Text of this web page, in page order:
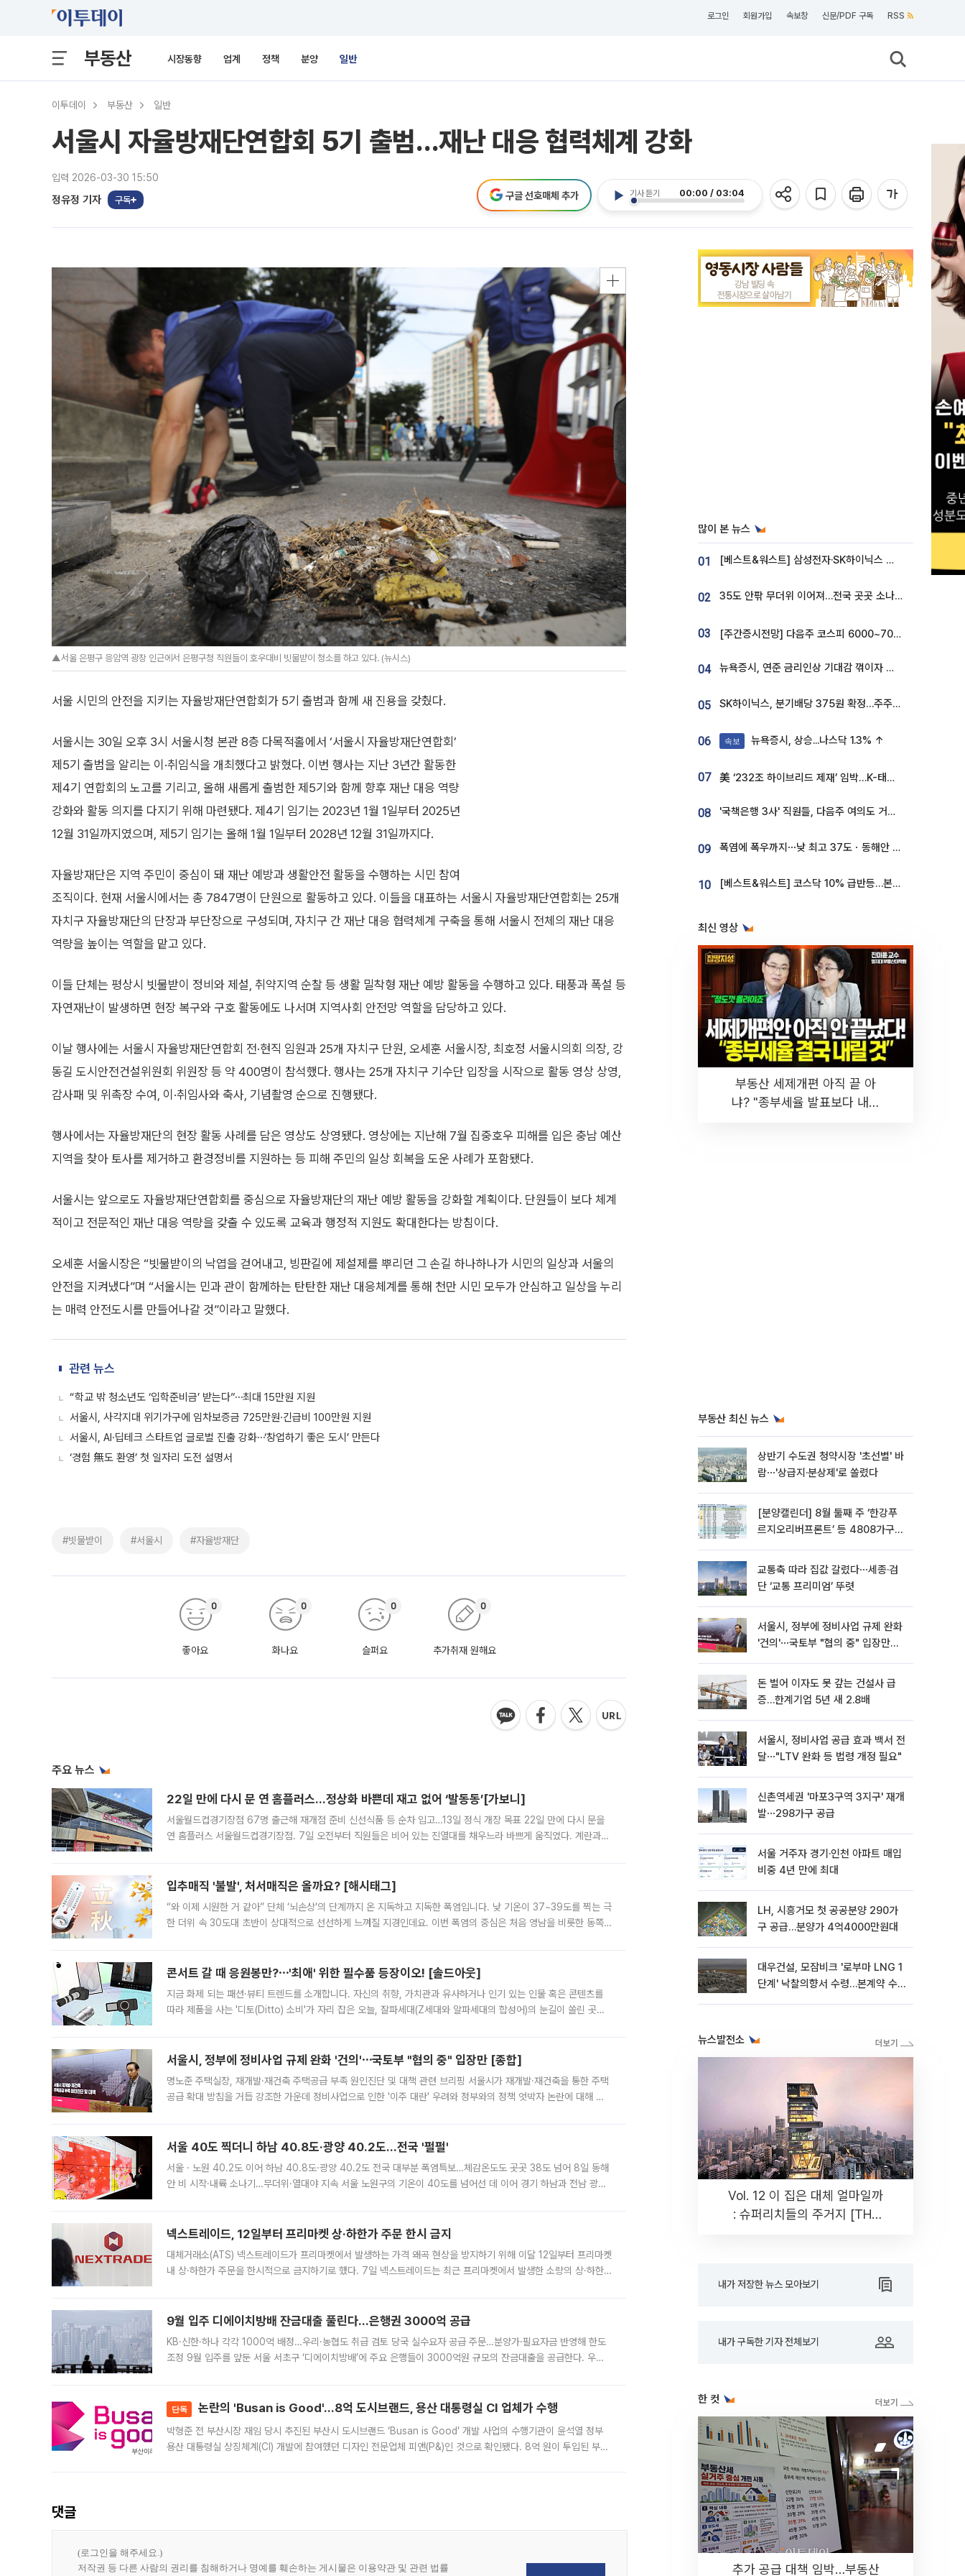
로그인 회원가입 속보창 신문/PDF 구독 RSS
부동산 시장동향 업계 정책 분양 일반
이투데이 부동산 일반
서울시 자율방재단연합회 5기 출범…재난 대응 협력체계 강화
입력 2026-03-30 15:50
정유정 기자 구독
기사 듣기 00:00 / 03:04
구글 선호매체 추가
▲서울 은평구 응암역 광장 인근에서 은평구청 직원들이 호우대비 빗물받이 청소를 하고 있다. (뉴시스)
서울 시민의 안전을 지키는 자율방재단연합회가 5기 출범과 함께 새 진용을 갖췄다.
서울시는 30일 오후 3시 서울시청 본관 8층 다목적홀에서 ‘서울시 자율방재단연합회’
제5기 출범을 알리는 이·취임식을 개최했다고 밝혔다. 이번 행사는 지난 3년간 활동한
제4기 연합회의 노고를 기리고, 올해 새롭게 출범한 제5기와 함께 향후 재난 대응 역량
강화와 활동 의지를 다지기 위해 마련됐다. 제4기 임기는 2023년 1월 1일부터 2025년
12월 31일까지였으며, 제5기 임기는 올해 1월 1일부터 2028년 12월 31일까지다.
자율방재단은 지역 주민이 중심이 돼 재난 예방과 생활안전 활동을 수행하는 시민 참여
조직이다. 현재 서울시에서는 총 7847명이 단원으로 활동하고 있다. 이들을 대표하는 서울시 자율방재단연합회는 25개
자치구 자율방재단의 단장과 부단장으로 구성되며, 자치구 간 재난 대응 협력체계 구축을 통해 서울시 전체의 재난 대응
역량을 높이는 역할을 맡고 있다.
이들 단체는 평상시 빗물받이 정비와 제설, 취약지역 순찰 등 생활 밀착형 재난 예방 활동을 수행하고 있다. 태풍과 폭설 등
자연재난이 발생하면 현장 복구와 구호 활동에도 나서며 지역사회 안전망 역할을 담당하고 있다.
이날 행사에는 서울시 자율방재단연합회 전·현직 임원과 25개 자치구 단원, 오세훈 서울시장, 최호정 서울시의회 의장, 강
동길 도시안전건설위원회 위원장 등 약 400명이 참석했다. 행사는 25개 자치구 기수단 입장을 시작으로 활동 영상 상영,
감사패 및 위촉장 수여, 이·취임사와 축사, 기념촬영 순으로 진행됐다.
행사에서는 자율방재단의 현장 활동 사례를 담은 영상도 상영됐다. 영상에는 지난해 7월 집중호우 피해를 입은 충남 예산
지역을 찾아 토사를 제거하고 환경정비를 지원하는 등 피해 주민의 일상 회복을 도운 사례가 포함됐다.
서울시는 앞으로도 자율방재단연합회를 중심으로 자율방재단의 재난 예방 활동을 강화할 계획이다. 단원들이 보다 체계
적이고 전문적인 재난 대응 역량을 갖출 수 있도록 교육과 행정적 지원도 확대한다는 방침이다.
오세훈 서울시장은 “빗물받이의 낙엽을 걷어내고, 빙판길에 제설제를 뿌리던 그 손길 하나하나가 시민의 일상과 서울의
안전을 지켜냈다”며 “서울시는 민과 관이 함께하는 탄탄한 재난 대응체계를 통해 천만 시민 모두가 안심하고 일상을 누리
는 매력 안전도시를 만들어나갈 것”이라고 말했다.
관련 뉴스
“학교 밖 청소년도 ‘입학준비금’ 받는다”⋯최대 15만원 지원
서울시, 사각지대 위기가구에 임차보증금 725만원·긴급비 100만원 지원
서울시, AI·딥테크 스타트업 글로벌 진출 강화⋯‘창업하기 좋은 도시’ 만든다
‘경험 無도 환영’ 첫 일자리 도전 설명서
#빗물받이 #서울시 #자율방재단
좋아요
0
화나요
0
슬퍼요
0
추가취재 원해요
0
주요 뉴스
22일 만에 다시 문 연 홈플러스…정상화 바쁜데 재고 없어 ‘발동동’[가보니]
서울월드컵경기장점 67명 출근해 재개점 준비 신선식품 등 순차 입고…13일 정식 개장 목표 22일 만에 다시 문을
연 홈플러스 서울월드컵경기장점. 7일 오전부터 직원들은 비어 있는 진열대를 채우느라 바쁘게 움직였다. 계란과
입추매직 '불발', 처서매직은 올까요? [해시태그]
“와 이제 시원한 거 같아” 단체 ‘뇌손상’의 단계까지 온 지독하고 지독한 폭염입니다. 낮 기온이 37~39도를 찍는 극
한 더위 속 30도대 초반이 상대적으로 선선하게 느껴질 지경인데요. 이번 폭염의 중심은 처음 영남을 비롯한 동쪽
콘서트 갈 때 응원봉만?⋯'최애' 위한 필수품 등장이오! [솔드아웃]
지금 화제 되는 패션·뷰티 트렌드를 소개합니다. 자신의 취향, 가치관과 유사하거나 인기 있는 인물 혹은 콘텐츠를
따라 제품을 사는 '디토(Ditto) 소비'가 자리 잡은 오늘, 잘파세대(Z세대와 알파세대의 합성어)의 눈길이 쏠린 곳은
서울시, 정부에 정비사업 규제 완화 '건의'⋯국토부 "협의 중" 입장만 [종합]
명노준 주택실장, 재개발·재건축 주택공급 부족 원인진단 및 대책 관련 브리핑 서울시가 재개발·재건축을 통한 주택
공급 확대 방침을 거듭 강조한 가운데 정비사업으로 인한 '이주 대란' 우려와 정부와의 정책 엇박자 논란에 대해 정
서울 40도 찍더니 하남 40.8도·광양 40.2도…전국 '펄펄'
서울ㆍ노원 40.2도 이어 하남 40.8도·광양 40.2도 전국 대부분 폭염특보…체감온도도 곳곳 38도 넘어 8일 동해
안 비 시작·내륙 소나기…무더위·열대야 지속 서울 노원구의 기온이 40도를 넘어선 데 이어 경기 하남과 전남 광양
넥스트레이드, 12일부터 프리마켓 상·하한가 주문 한시 금지
대체거래소(ATS) 넥스트레이드가 프리마켓에서 발생하는 가격 왜곡 현상을 방지하기 위해 이달 12일부터 프리마켓
내 상·하한가 주문을 한시적으로 금지하기로 했다. 7일 넥스트레이드는 최근 프리마켓에서 발생한 소량의 상·하한
9월 입주 디에이치방배 잔금대출 풀린다…은행권 3000억 공급
KB·신한·하나 각각 1000억 배정…우리·농협도 취급 검토 당국 실수요자 공급 주문…분양가·필요자금 반영해 한도
조정 9월 입주를 앞둔 서울 서초구 ‘디에이치방배’에 주요 은행들이 3000억원 규모의 잔금대출을 공급한다. 우리
단독 논란의 'Busan is Good'…8억 도시브랜드, 용산 대통령실 CI 업체가 수행
박형준 전 부산시장 재임 당시 추진된 부산시 도시브랜드 ‘Busan is Good’ 개발 사업의 수행기관이 윤석열 정부
용산 대통령실 상징체계(CI) 개발에 참여했던 디자인 전문업체 피앤(P&)인 것으로 확인됐다. 8억 원이 투입된 부산
댓글
많이 본 뉴스
01 [베스트&워스트] 삼성전자·SK하이닉스 밀린 한 주…상상인증권은 85% 급등
02 35도 안팎 무더위 이어져…전국 곳곳 소나기 [오늘 날씨]
03 [주간증시전망] 다음주 코스피 6000~7000⋯“外人 수급은 정책이 변수”
04 뉴욕증시, 연준 금리인상 기대감 꺾이자 상승...S&P500 사상 최고치 [종합]
05 SK하이닉스, 분기배당 375원 확정…주주환원책 9월로 앞당겨 발표
06 속보 뉴욕증시, 상승...나스닥 1.3% ↑
07 美 ‘232조 하이브리드 제재’ 임박…K-태양광, 불확실성 털고 날개 다나
08 '국책은행 3사' 직원들, 다음주 여의도 거리 나서는 까닭은
09 폭염에 폭우까지⋯낮 최고 37도ㆍ동해안 강한 비 [날씨]
10 [베스트&워스트] 코스닥 10% 급반등…본느, 최대주주 변경 기대에 270% 폭등
최신 영상
부동산 세제개편 아직 끝 아
냐? "종부세율 발표보다 내릴
부동산 최신 뉴스
상반기 수도권 청약시장 '초선별' 바
람⋯'상급지·분상제'로 쏠렸다
[분양캘린더] 8월 둘째 주 ‘한강푸
르지오리버프론트’ 등 4808가구
교통축 따라 집값 갈렸다⋯세종·검
단 ‘교통 프리미엄’ 뚜렷
서울시, 정부에 정비사업 규제 완화
'건의'⋯국토부 "협의 중" 입장만
돈 벌어 이자도 못 갚는 건설사 급
증…한계기업 5년 새 2.8배
서울시, 정비사업 공급 효과 백서 전
달⋯"LTV 완화 등 법령 개정 필요"
신촌역세권 '마포3구역 3지구' 재개
발⋯298가구 공급
서울 거주자 경기·인천 아파트 매입
비중 4년 만에 최대
LH, 시흥거모 첫 공공분양 290가
구 공급…분양가 4억4000만원대
대우건설, 모잠비크 '로부마 LNG 1
단계' 낙찰의향서 수령…본계약 수
뉴스발전소
Vol. 12 이 집은 대체 얼마일까
: 슈퍼리치들의 주거지 [THE
내가 저장한 뉴스 모아보기
내가 구독한 기자 전체보기
한 컷
추가 공급 대책 임박…부동산